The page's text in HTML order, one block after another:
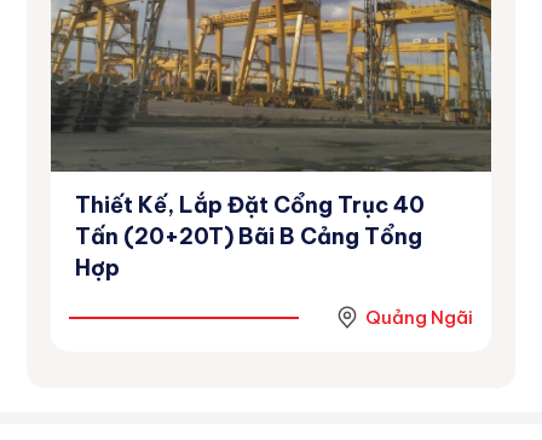
Thiết Kế, Lắp Đặt Cổng Trục 40
Tấn (20+20T) Bãi B Cảng Tổng
Hợp
Quảng Ngãi